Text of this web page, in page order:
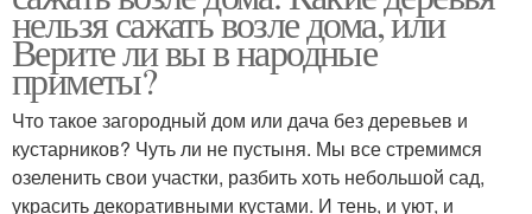
нельзя сажать возле дома, или
Верите ли вы в народные
приметы?
Что такое загородный дом или дача без деревьев и
кустарников? Чуть ли не пустыня. Мы все стремимся
озеленить свои участки, разбить хоть небольшой сад,
украсить декоративными кустами. И тень, и уют, и